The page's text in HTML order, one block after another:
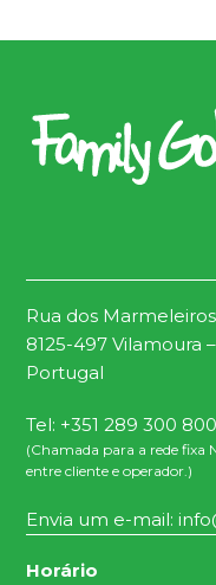
Rua dos
8125-497 Vilamoura
Portugal
Tel: +351 289 300
(Chamada para a rede fixa
entre cliente e operador.)
Envia um e-mail:
Horário